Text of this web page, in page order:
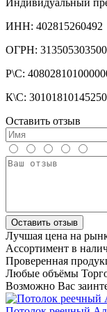
ИНН: 402815260492
ОГРН:
Р\С:
К\С:
Оставить отзыв
Оставить отзыв
Лучшая цена на
Ассортимент в
Проверенная
Любые объёмы
Возможно Вас